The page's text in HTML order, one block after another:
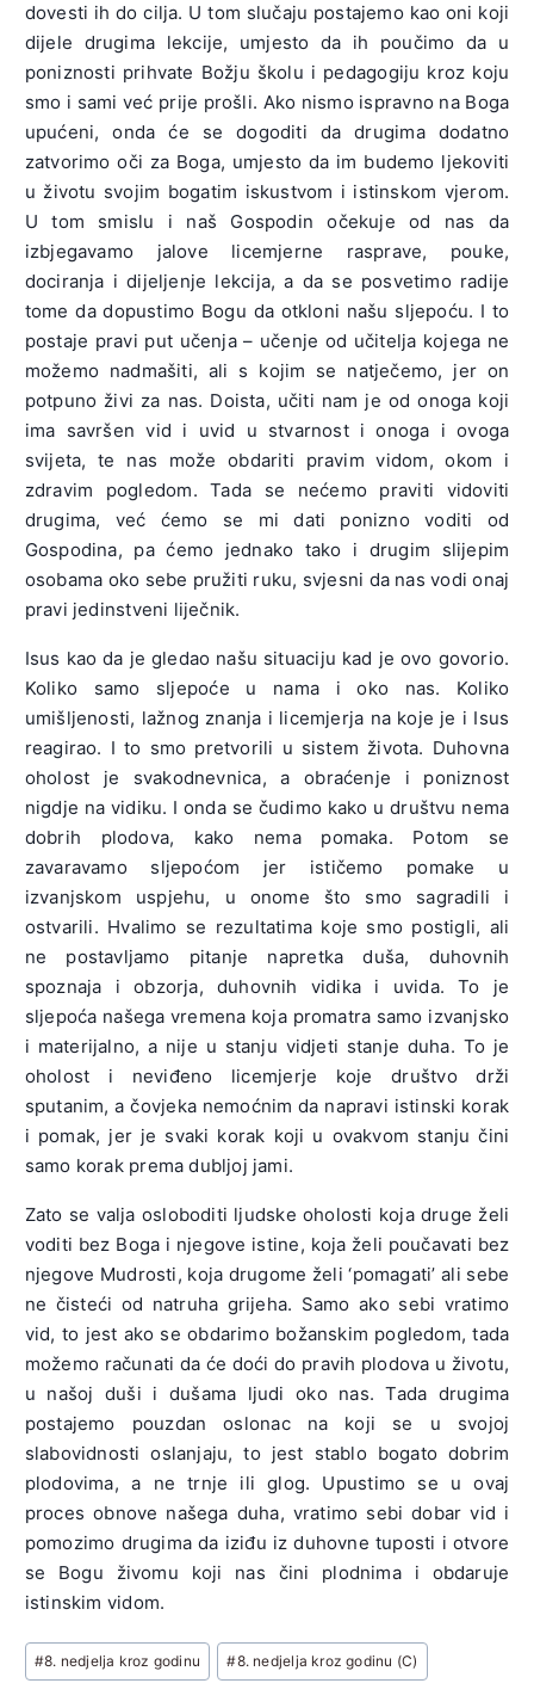
dovesti ih do cilja. U tom slučaju postajemo kao oni koji
dijele drugima lekcije, umjesto da ih poučimo da u
poniznosti prihvate Božju školu i pedagogiju kroz koju
smo i sami već prije prošli. Ako nismo ispravno na Boga
upućeni, onda će se dogoditi da drugima dodatno
zatvorimo oči za Boga, umjesto da im budemo ljekoviti
u životu svojim bogatim iskustvom i istinskom vjerom.
U tom smislu i naš Gospodin očekuje od nas da
izbjegavamo jalove licemjerne rasprave, pouke,
dociranja i dijeljenje lekcija, a da se posvetimo radije
tome da dopustimo Bogu da otkloni našu sljepoću. I to
postaje pravi put učenja – učenje od učitelja kojega ne
možemo nadmašiti, ali s kojim se natječemo, jer on
potpuno živi za nas. Doista, učiti nam je od onoga koji
ima savršen vid i uvid u stvarnost i onoga i ovoga
svijeta, te nas može obdariti pravim vidom, okom i
zdravim pogledom. Tada se nećemo praviti vidoviti
drugima, već ćemo se mi dati ponizno voditi od
Gospodina, pa ćemo jednako tako i drugim slijepim
osobama oko sebe pružiti ruku, svjesni da nas vodi onaj
pravi jedinstveni liječnik.
Isus kao da je gledao našu situaciju kad je ovo govorio.
Koliko samo sljepoće u nama i oko nas. Koliko
umišljenosti, lažnog znanja i licemjerja na koje je i Isus
reagirao. I to smo pretvorili u sistem života. Duhovna
oholost je svakodnevnica, a obraćenje i poniznost
nigdje na vidiku. I onda se čudimo kako u društvu nema
dobrih plodova, kako nema pomaka. Potom se
zavaravamo sljepoćom jer ističemo pomake u
izvanjskom uspjehu, u onome što smo sagradili i
ostvarili. Hvalimo se rezultatima koje smo postigli, ali
ne postavljamo pitanje napretka duša, duhovnih
spoznaja i obzorja, duhovnih vidika i uvida. To je
sljepoća našega vremena koja promatra samo izvanjsko
i materijalno, a nije u stanju vidjeti stanje duha. To je
oholost i neviđeno licemjerje koje društvo drži
sputanim, a čovjeka nemoćnim da napravi istinski korak
i pomak, jer je svaki korak koji u ovakvom stanju čini
samo korak prema dubljoj jami.
Zato se valja osloboditi ljudske oholosti koja druge želi
voditi bez Boga i njegove istine, koja želi poučavati bez
njegove Mudrosti, koja drugome želi ‘pomagati’ ali sebe
ne čisteći od natruha grijeha. Samo ako sebi vratimo
vid, to jest ako se obdarimo božanskim pogledom, tada
možemo računati da će doći do pravih plodova u životu,
u našoj duši i dušama ljudi oko nas. Tada drugima
postajemo pouzdan oslonac na koji se u svojoj
slabovidnosti oslanjaju, to jest stablo bogato dobrim
plodovima, a ne trnje ili glog. Upustimo se u ovaj
proces obnove našega duha, vratimo sebi dobar vid i
pomozimo drugima da iziđu iz duhovne tuposti i otvore
se Bogu živomu koji nas čini plodnima i obdaruje
istinskim vidom.
Post
Tags:
#8. nedjelja kroz godinu #8. nedjelja kroz godinu (C)